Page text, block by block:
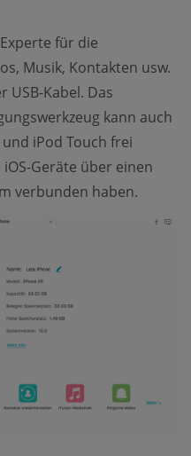
new window)
für die
Musik, Kontakten usw.
USB-Kabel. Das
kann auch
iPod Touch frei
Geräte über einen
verbunden haben.